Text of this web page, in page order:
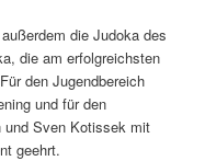
die Judoka des
die am erfolgreichsten
den Jugendbereich
und für den
und Sven Kotissek mit
geehrt.